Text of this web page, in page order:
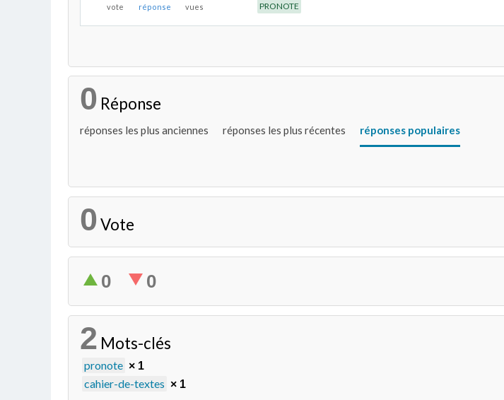
vote réponse vues PRONOTE
0 Réponse
réponses les plus anciennes réponses les plus récentes réponses populaires
0 Vote
0 0
2 Mots-clés
pronote × 1
cahier-de-textes × 1